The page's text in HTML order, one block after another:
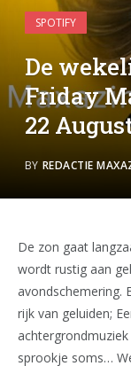
SPOTIFY
De
Friday
22
BY REDACTIE
De zon gaat
wordt rustig aan
avondschemering.
rijk van geluiden;
sprookje soms…